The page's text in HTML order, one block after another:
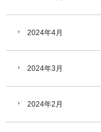
2024年4月
2024年3月
2024年2月